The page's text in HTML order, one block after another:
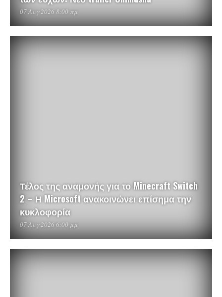
07 Αυγ 2026 8:00 πμ
Τέλος της αναμονής για το Minecraft Switch
2 – Η Microsoft ανακοινώνει επίσημα την
κυκλοφορία
07 Αυγ 2026 6:00 μμ